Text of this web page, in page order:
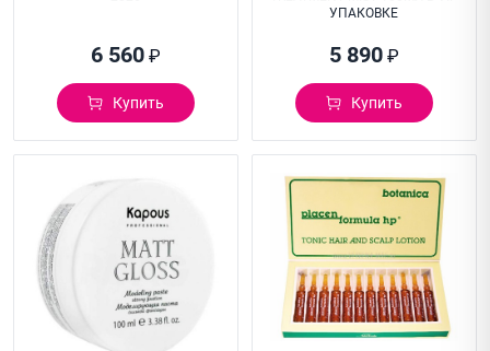
6 560₽
Купить
УПАКОВКЕ
5 890₽
Купить